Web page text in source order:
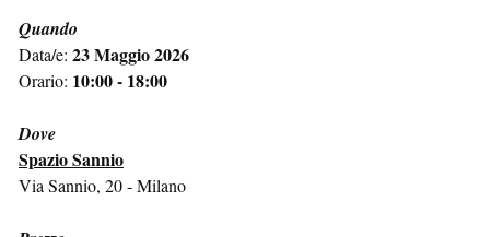
Quando
Data/e: 23 Maggio 2026
Orario: 10:00 - 18:00
Dove
Spazio Sannio
Via Sannio, 20 - Milano